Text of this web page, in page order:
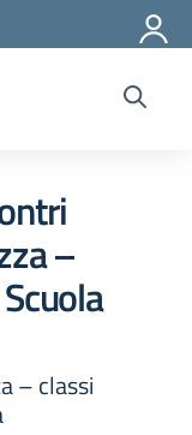
–
– classi